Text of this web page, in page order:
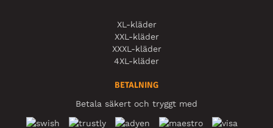
XL-kläder
XXL-kläder
XXXL-kläder
4XL-kläder
BETALNING
Betala säkert och tryggt med